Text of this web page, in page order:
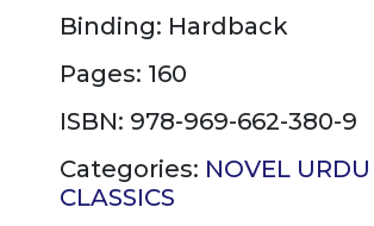
Binding: Hardback
Pages: 160
ISBN: 978-969-662-380-9
Categories: NOVEL URDU
CLASSICS